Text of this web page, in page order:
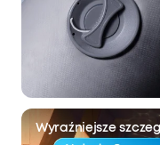
Wyraźniejsze